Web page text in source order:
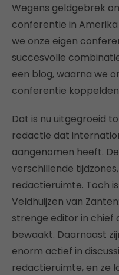
Wegens geldgebrek
conferentie in
we onze eigen
succesvolle
een blog, waarna we
conferentie
Dat is nu uitgegroeid
redactie dat
aangenomen heeft.
verschillende
redactieruimte. Toch
Veldhuijzen van
strenge editor in chief
bewaakt. Daarnaast
enorm actief in
redactieruimte, en ze